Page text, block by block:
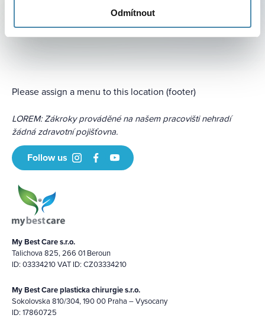
Odmítnout
Contact form not found.
Please assign a menu to this location (footer)
LOREM: Zákroky prováděné na našem pracovišti nehradí
žádná zdravotní pojišťovna.
Follow us
My Best Care s.r.o.
Talichova 825, 266 01 Beroun
ID: 03334210 VAT ID: CZ03334210
My Best Care plasticka chirurgie s.r.o.
Sokolovska 810/304, 190 00 Praha – Vysocany
ID: 17860725